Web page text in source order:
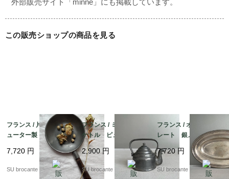
・サイズ
H約7cm
配送中の明らかな破損(写真に載せているものから著しく状
態変化しているもの)以外での返品は基本的にお受け付けで
きません。
この販売ショップの商品を見る
フランス / 片手鍋 ピ
ューター製
7,720 円
SU brocante
フランス / ミニチュア
ケトル ピューター製
2,900円
SU brocante
フランス / オーバルプ
レート 銀メッキ
7,720円
SU brocante